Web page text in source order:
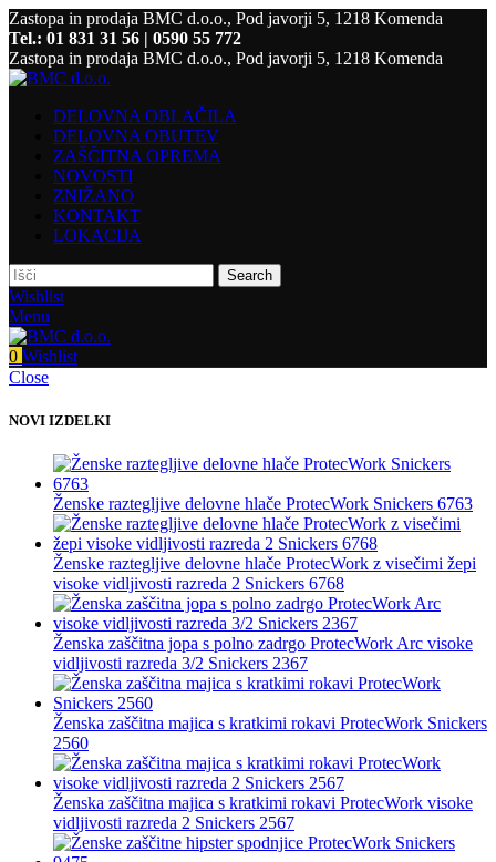
Zastopa in prodaja BMC d.o.o., Pod javorji 5, 1218 Komenda
Tel.: 01 831 31 56 | 0590 55 772
Zastopa in prodaja BMC d.o.o., Pod javorji 5, 1218 Komenda
DELOVNA OBLAČILA
DELOVNA OBUTEV
ZAŠČITNA OPREMA
NOVOSTI
ZNIŽANO
KONTAKT
LOKACIJA
Search
Wishlist
Menu
0 Wishlist
Close
NOVI IZDELKI
Ženske raztegljive delovne hlače ProtecWork Snickers 6763
Ženske raztegljive delovne hlače ProtecWork z visečimi žepi
visoke vidljivosti razreda 2 Snickers 6768
Ženska zaščitna jopa s polno zadrgo ProtecWork Arc visoke
vidljivosti razreda 3/2 Snickers 2367
Ženska zaščitna majica s kratkimi rokavi ProtecWork Snickers
2560
Ženska zaščitna majica s kratkimi rokavi ProtecWork visoke
vidljivosti razreda 2 Snickers 2567